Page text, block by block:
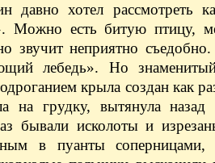
давно хотел рассмотреть
Можно есть битую птицу,
звучит неприятно
лебедь». Но
крыла создан как
на грудку, вытянула назад
бывали исколоты и
в пуанты